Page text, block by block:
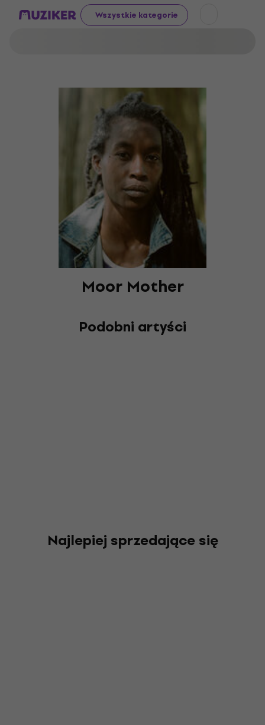
Wszystkie kategorie
Moor Mother
Podobni artyści
Najlepiej sprzedające się